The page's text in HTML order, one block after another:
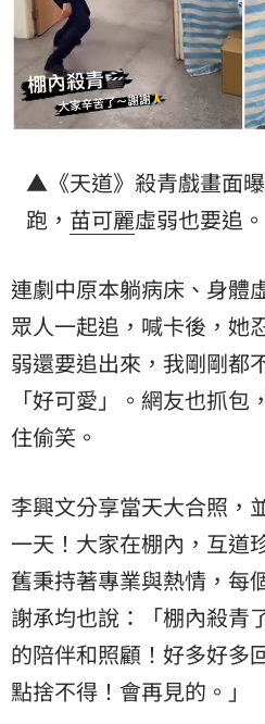
▲《天道》殺青戲畫面
跑， 苗可麗虛弱也要追
連劇中原本躺病床、身體
眾人一起追，喊卡後，她
弱還要追出來，我剛剛都
「好可愛」。網友也抓
住偷笑。
李興文分享當天大合照，
一天！大家在棚內，互道
舊秉持著專業與熱情，每
謝承均也說：「棚內殺青
的陪伴和照顧！好多好多
點捨不得！會再見的。」